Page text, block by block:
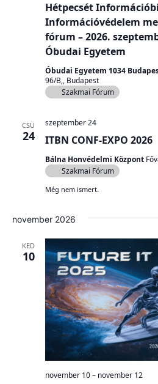
Hétpecsét
Információvédelem
fórum – 2026.
Óbudai Egyetem
Óbudai Egyetem 1034
96/B,, Budapest
Szakmai Fórum
CSÜ
24 ITBN CONF-EXPO 2026
szeptember 24
Bálna Honvédelmi Központ
Szakmai Fórum
Még nem ismert.
november 2026
KED
10
november 10– november 12